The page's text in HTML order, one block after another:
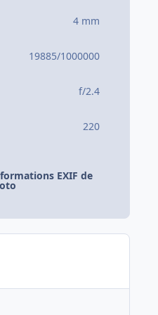
4 mm
19885/1000000
f/2.4
220
EXIF de